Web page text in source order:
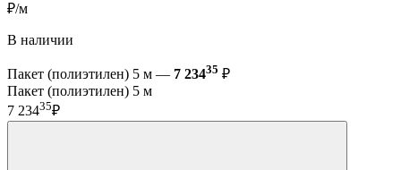
₽/м
В наличии
Пакет (полиэтилен) 5 м — 7 23435 ₽
Пакет (полиэтилен) 5 м
7 23435₽